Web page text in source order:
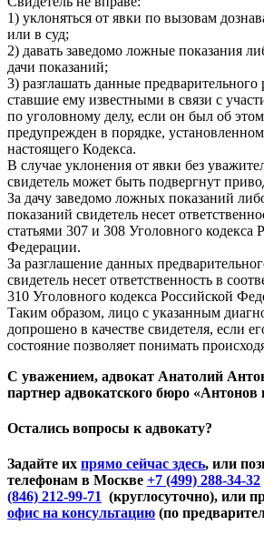
1) уклоняться от явки по вызовам
или в суд;
2) давать заведомо ложные показания
дачи показаний;
3) разглашать данные предварительного
ставшие ему известными в связи с
по уголовному делу, если он был об этом
предупрежден в порядке, установленном
настоящего Кодекса.
В случае уклонения от явки без
свидетель может быть подвергнут
За дачу заведомо ложных показаний
показаний свидетель несет
статьями 307 и 308 Уголовного кодекса
Федерации.
За разглашение данных
свидетель несет ответственность в
310 Уголовного кодекса Российской
Таким образом, лицо с указанным
допрошено в качестве свидетеля, если
состояние позволяет понимать
С уважением, адвокат Анатолий
партнер адвокатского бюро
Остались вопросы к адвокату?
Задайте их прямо сейчас здесь, или
телефонам в Москве +7 (499) 288-34-32
(846) 212-99-71 (круглосуточно), или
офис на консультацию (по